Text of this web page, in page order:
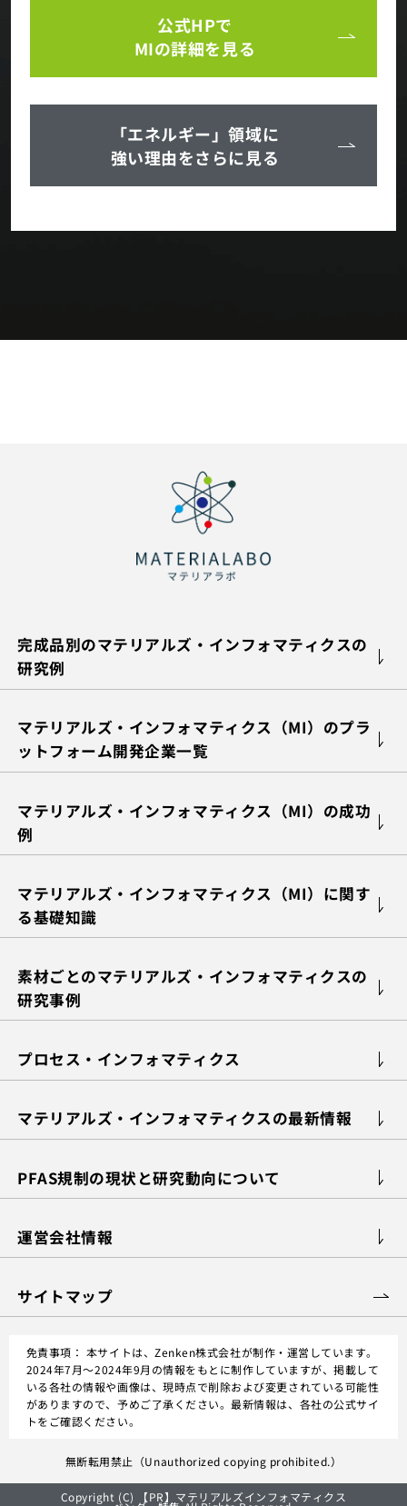
公式HPで
MIの詳細を見る
「エネルギー」領域に
強い理由をさらに見る
完成品別のマテリアルズ・インフォマティクスの
研究例
マテリアルズ・インフォマティクス（MI）のプラ
ットフォーム開発企業一覧
マテリアルズ・インフォマティクス（MI）の成功
例
マテリアルズ・インフォマティクス（MI）に関す
る基礎知識
素材ごとのマテリアルズ・インフォマティクスの
研究事例
プロセス・インフォマティクス
マテリアルズ・インフォマティクスの最新情報
PFAS規制の現状と研究動向について
運営会社情報
サイトマップ
免責事項： 本サイトは、Zenken株式会社が制作・運営しています。
2024年7月～2024年9月の情報をもとに制作していますが、掲載して
いる各社の情報や画像は、現時点で削除および変更されている可能性
がありますので、予めご了承ください。最新情報は、各社の公式サイ
トをご確認ください。
無断転用禁止（Unauthorized copying prohibited.）
Copyright (C) 【PR】 マテリアルズインフォマティクス